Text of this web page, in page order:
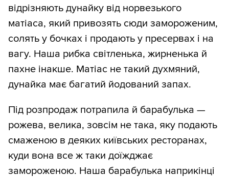
відрізняють дунайку від норвезького
матіаса, який привозять сюди замороженим,
солять у бочках і продають у пресервах і на
вагу. Наша рибка світленька, жирненька й
пахне інакше. Матіас не такий духмяний,
дунайка має багатий йодований запах.
Під розпродаж потрапила й барабулька —
рожева, велика, зовсім не така, яку подають
смаженою в деяких київських ресторанах,
куди вона все ж таки доїжджає
замороженою. Наша барабулька наприкінці